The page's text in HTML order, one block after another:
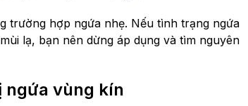
trường hợp ngứa nhẹ. Nếu tình trạng ngứa
lạ, bạn nên dừng áp dụng và tìm nguyên
ngứa vùng kín